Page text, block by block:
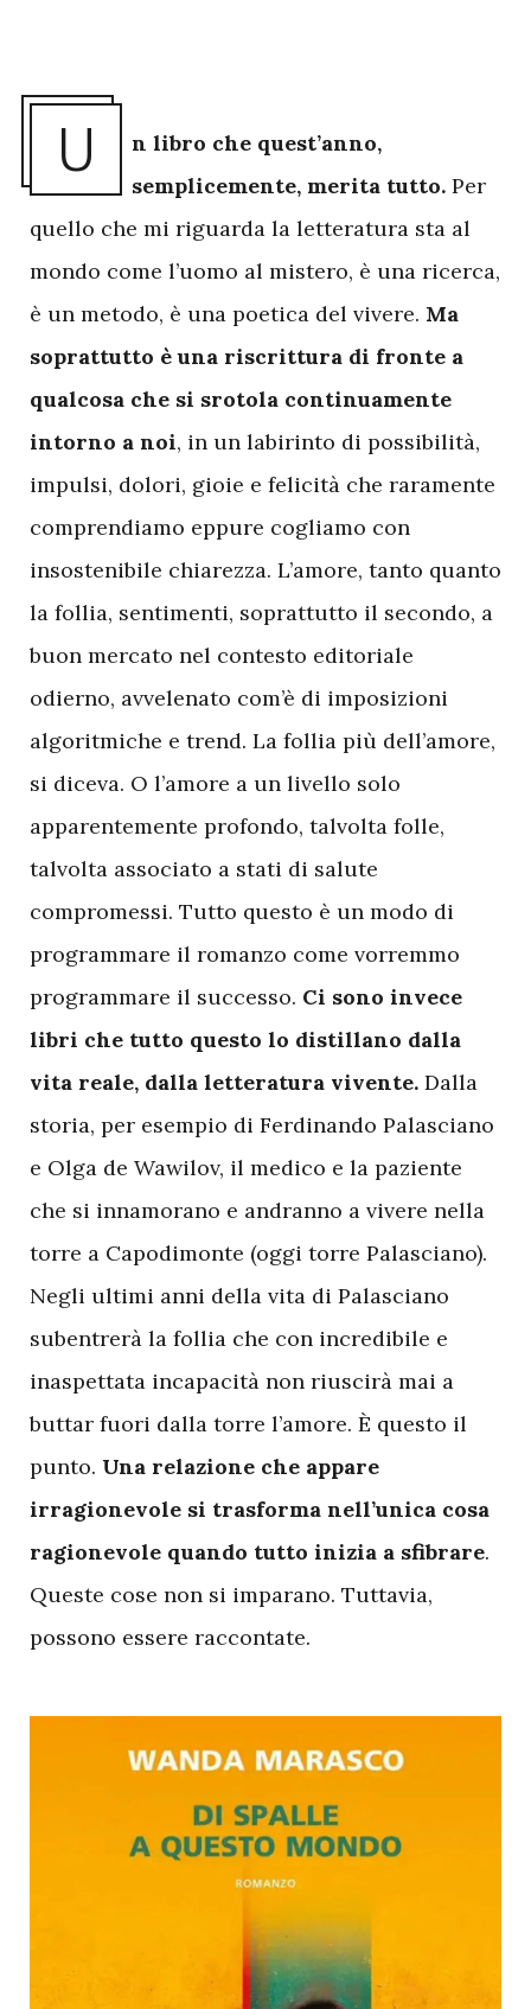
U
n libro che quest’anno,
semplicemente, merita tutto. Per
quello che mi riguarda la letteratura sta al
mondo come l’uomo al mistero, è una ricerca,
è un metodo, è una poetica del vivere. Ma
soprattutto è una riscrittura di fronte a
qualcosa che si srotola continuamente
intorno a noi, in un labirinto di possibilità,
impulsi, dolori, gioie e felicità che raramente
comprendiamo eppure cogliamo con
insostenibile chiarezza. L’amore, tanto quanto
la follia, sentimenti, soprattutto il secondo, a
buon mercato nel contesto editoriale
odierno, avvelenato com’è di imposizioni
algoritmiche e trend. La follia più dell’amore,
si diceva. O l’amore a un livello solo
apparentemente profondo, talvolta folle,
talvolta associato a stati di salute
compromessi. Tutto questo è un modo di
programmare il romanzo come vorremmo
programmare il successo. Ci sono invece
libri che tutto questo lo distillano dalla
vita reale, dalla letteratura vivente. Dalla
storia, per esempio di Ferdinando Palasciano
e Olga de Wawilov, il medico e la paziente
che si innamorano e andranno a vivere nella
torre a Capodimonte (oggi torre Palasciano).
Negli ultimi anni della vita di Palasciano
subentrerà la follia che con incredibile e
inaspettata incapacità non riuscirà mai a
buttar fuori dalla torre l’amore. È questo il
punto. Una relazione che appare
irragionevole si trasforma nell’unica cosa
ragionevole quando tutto inizia a sfibrare.
Queste cose non si imparano. Tuttavia,
possono essere raccontate.